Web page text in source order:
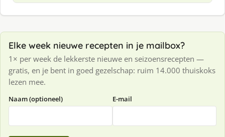
Elke week nieuwe recepten in je mailbox?
1× per week de lekkerste nieuwe en seizoensrecepten —
gratis, en je bent in goed gezelschap: ruim 14.000 thuiskoks
lezen mee.
Naam (optioneel) E-mail